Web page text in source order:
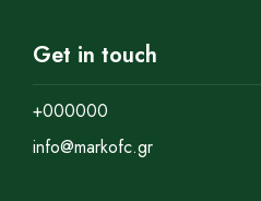
Get in touch
+000000
info@markofc.gr